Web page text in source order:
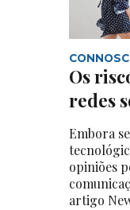
Os
redes
Embora
opiniões
artigo